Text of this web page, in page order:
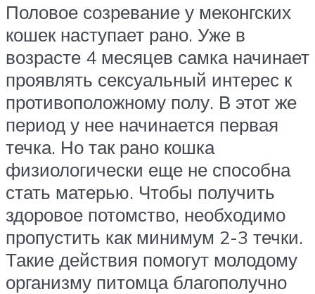
Половое созревание у меконгских
кошек наступает рано. Уже в
возрасте 4 месяцев самка начинает
проявлять сексуальный интерес к
противоположному полу. В этот же
период у нее начинается первая
течка. Но так рано кошка
физиологически еще не способна
стать матерью. Чтобы получить
здоровое потомство, необходимо
пропустить как минимум 2-3 течки.
Такие действия помогут молодому
организму питомца благополучно